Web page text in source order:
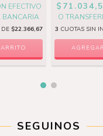
EFECTIVO
BANCARIA
DE $22.366,67
O
3 CUOTAS SIN
SEGUINOS